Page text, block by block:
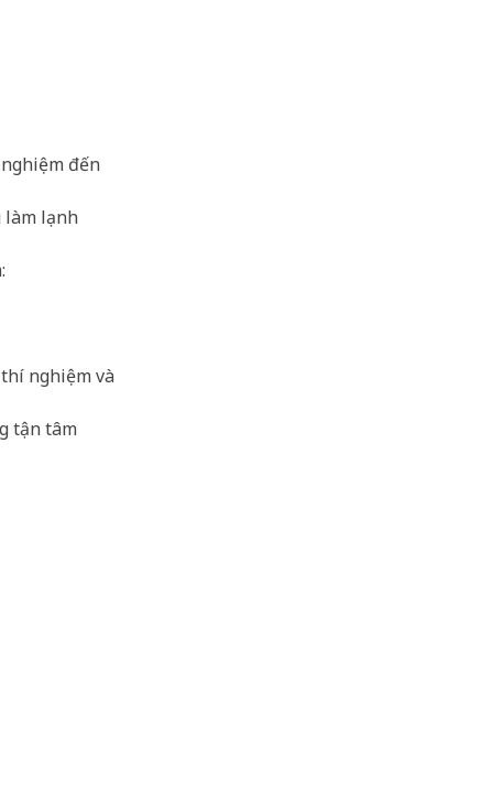
đến
làm lạnh
nghiệm và
tận tâm